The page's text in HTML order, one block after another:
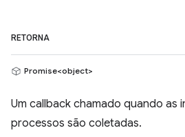
RETORNA
Promise<object>
Um callback chamado quando as
processos são coletadas.